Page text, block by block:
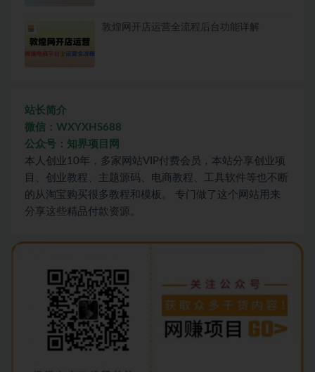
敦煌网开店运营全流程后台功能详解
站长简介
微信：WXYXHS688
公众号：知界项目网
本人创业10年，多家网站VIP付费会员，本站分享创业项
目、创业教程、主题源码、电商教程、工具软件等也不断
的从淘宝购买很多教程和模板。 专门做了这个网站用来
分享这些精品付款资源。